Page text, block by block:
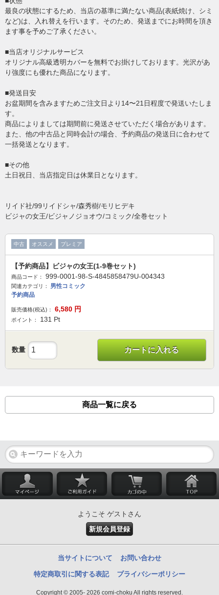
最良の状態にするため、当店の基準に満たない商品(表紙焼け、シミ
など)は、入れ替えを行います。そのため、発送までにお時間を頂き
ます事を予めご了承ください。
■当店オリジナルサービス
オリジナル高級透明カバーを無料でお掛けしております。光沢があ
り強度にも優れた商品になります。
■発送目安
お盆期間を含みますためご注文日より14〜21日程度で発送いたしま
す。
商品によりましては期間前に発送させていただく場合があります。
また、他の中古品と同時会計の場合、予約商品の発送日に合わせて
一括発送となります。
■その他
土日祝日、当店指定日は休業日となります。
リイド社/99リイドシャ/森秀樹/モリヒデキ
ビジャの女王/ビジャノジョオウ/コミック/全巻セット
中古 オススメ プレミア
【予約商品】ビジャの女王(1-9巻セット)
商品コード： 999-0001-98-S-4845858479U-004343
関連カテゴリ：
男性コミック
予約商品
販売価格(税込)： 6,580 円
ポイント： 131 Pt
数量 カートに入れる
商品一覧に戻る
ようこそ ゲストさん
新規会員登録
当サイトについて お問い合わせ
特定商取引に関する表記 プライバシーポリシー
Copyright © 2005- 2026 comi-choku All rights reserved.